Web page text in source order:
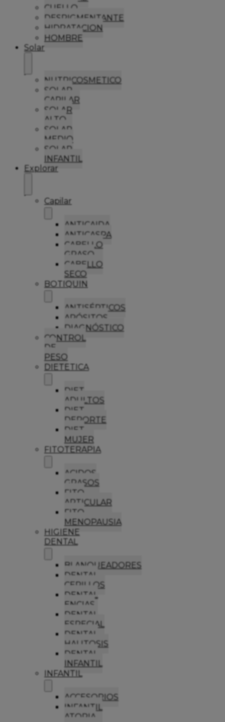
CUELLO
DESPIGMENTANTE
HIDRATACION
HOMBRE
Solar
NUTRICOSMETICO
SOLAR
CAPILAR
SOLAR
ALTO
SOLAR
MEDIO
SOLAR
INFANTIL
Explorar
Capilar
ANTICAIDA
ANTICASPA
CABELLO
GRASO
CABELLO
SECO
BOTIQUIN
ANTISÉPTICOS
APÓSITOS
DIAGNÓSTICO
CONTROL
DE
PESO
DIETETICA
DIET
ADULTOS
DIET
DEPORTE
DIET
MUJER
FITOTERAPIA
ACIDOS
GRASOS
FITO
ARTICULAR
FITO
MENOPAUSIA
HIGIENE
DENTAL
BLANQUEADORES
DENTAL
CEPILLOS
DENTAL
ENCIAS
DENTAL
ESPECIAL
DENTAL
HALITOSIS
DENTAL
INFANTIL
INFANTIL
ACCESORIOS
INFANTIL
ATOPIA